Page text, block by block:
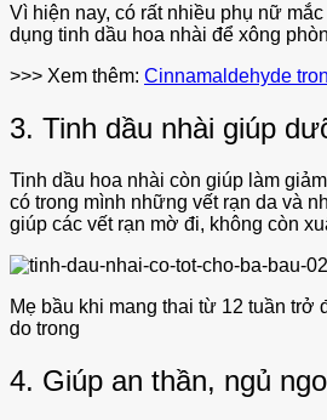
Vì hiện nay, có rất nhiều phụ nữ
dụng tinh dầu hoa nhài để xông
>>> Xem thêm: Cinnamaldehyde
3. Tinh dầu nhài giúp
Tinh dầu hoa nhài còn giúp làm
có trong mình những vết rạn da và
giúp các vết rạn mờ đi, không còn
Mẹ bầu khi mang thai từ 12 tuần
do trong
4. Giúp an thần, ngủ